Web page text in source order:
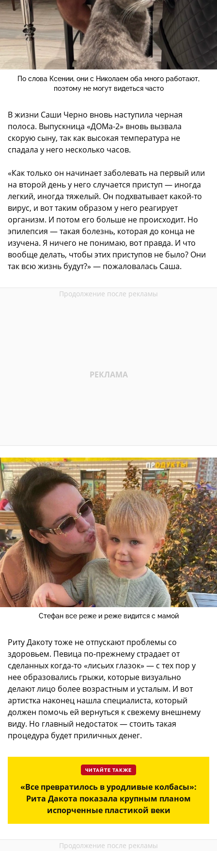
По слова Ксении, они с Николаем оба много работают,
поэтому не могут видеться часто
В жизни Саши Черно вновь наступила черная
полоса. Выпускница «ДОМа-2» вновь вызвала
скорую сыну, так как высокая температура не
спадала у него несколько часов.
«Как только он начинает заболевать на первый или
на второй день у него случается приступ — иногда
легкий, иногда тяжелый. Он подхватывает какой-то
вирус, и вот таким образом у него реагирует
организм. И потом его больше не происходит. Но
эпилепсия — такая болезнь, которая до конца не
изучена. Я ничего не понимаю, вот правда. И что
вообще делать, чтобы этих приступов не было? Они
так всю жизнь будут?» — пожаловалась Саша.
Стефан все реже и реже видится с мамой
Риту Дакоту тоже не отпускают проблемы со
здоровьем. Певица по-прежнему страдает от
сделанных когда-то «лисьих глазок» — с тех пор у
нее образовались грыжи, которые визуально
делают лицо более возрастным и усталым. И вот
артистка наконец нашла специалиста, который
должен помочь ей вернуться к свежему внешнему
виду. Но главный недостаток — стоить такая
процедура будет приличных денег.
ЧИТАЙТЕ ТАКЖЕ
«Все превратилось в уродливые колбасы»:
Рита Дакота показала крупным планом
испорченные пластикой веки